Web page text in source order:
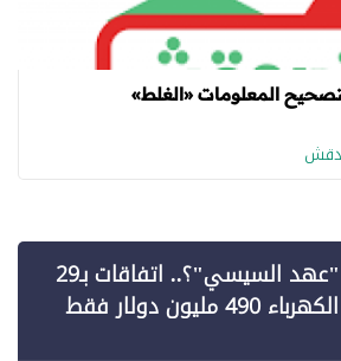
المعلومات «الغلط»
أين ذهبت قروض "عهد السيسي"؟.. اتفاقات بـ29
مليار دولار لقطاع الكهرباء 490 مليون دولار فقط